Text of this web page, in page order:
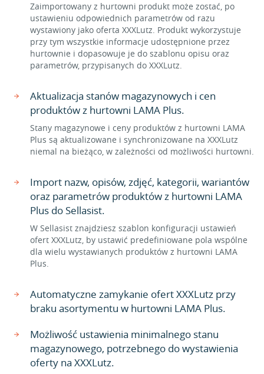
Zaimportowany z hurtowni produkt może zostać, po
ustawieniu odpowiednich parametrów od razu
wystawiony jako oferta XXXLutz. Produkt wykorzystuje
przy tym wszystkie informacje udostępnione przez
hurtownie i dopasowuje je do szablonu opisu oraz
parametrów, przypisanych do XXXLutz.
Aktualizacja stanów magazynowych i cen
produktów z hurtowni LAMA Plus.
Stany magazynowe i ceny produktów z hurtowni LAMA
Plus są aktualizowane i synchronizowane na XXXLutz
niemal na bieżąco, w zależności od możliwości hurtowni.
Import nazw, opisów, zdjęć, kategorii, wariantów
oraz parametrów produktów z hurtowni LAMA
Plus do Sellasist.
W Sellasist znajdziesz szablon konfiguracji ustawień
ofert XXXLutz, by ustawić predefiniowane pola wspólne
dla wielu wystawianych produktów z hurtowni LAMA
Plus.
Automatyczne zamykanie ofert XXXLutz przy
braku asortymentu w hurtowni LAMA Plus.
Możliwość ustawienia minimalnego stanu
magazynowego, potrzebnego do wystawienia
oferty na XXXLutz.